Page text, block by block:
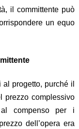
il committente può
un equo
al progetto, purché il
prezzo complessivo
al compenso per i
dell’opera era